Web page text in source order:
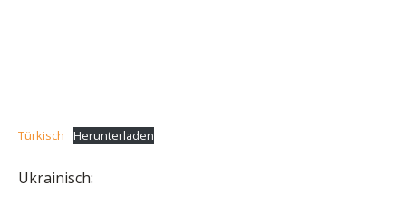
Türkisch Herunterladen
Ukrainisch: